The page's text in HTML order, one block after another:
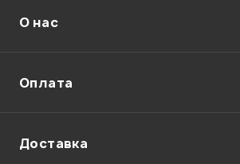
О нас
Оплата
Доставка